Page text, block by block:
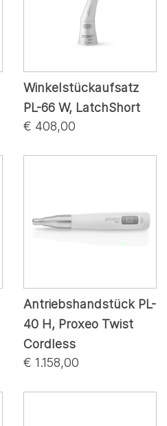
Winkelstückaufsatz
PL-66 W, LatchShort
€ 408,00
Antriebshandstück PL-
40 H, Proxeo Twist
Cordless
€ 1.158,00